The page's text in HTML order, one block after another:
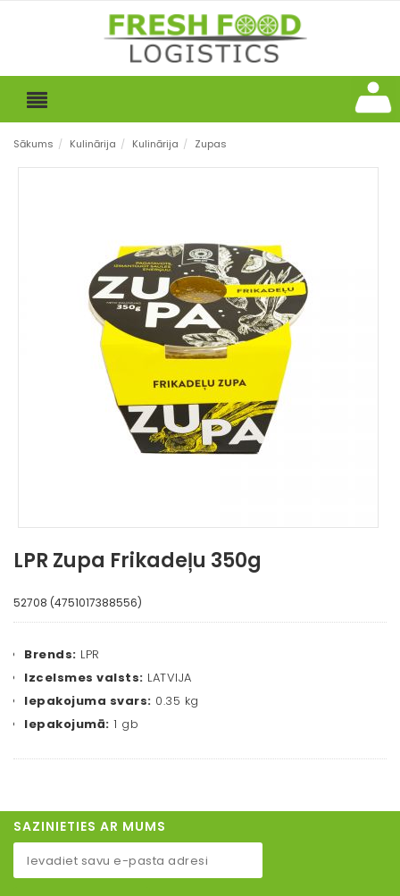
Sākums / Kulinārija / Kulinārija / Zupas
LPR Zupa Frikadeļu 350g
52708 (4751017388556)
Brends: LPR
Izcelsmes valsts: LATVIJA
Iepakojuma svars: 0.35 kg
Iepakojumā: 1 gb
SAZINIETIES AR MUMS